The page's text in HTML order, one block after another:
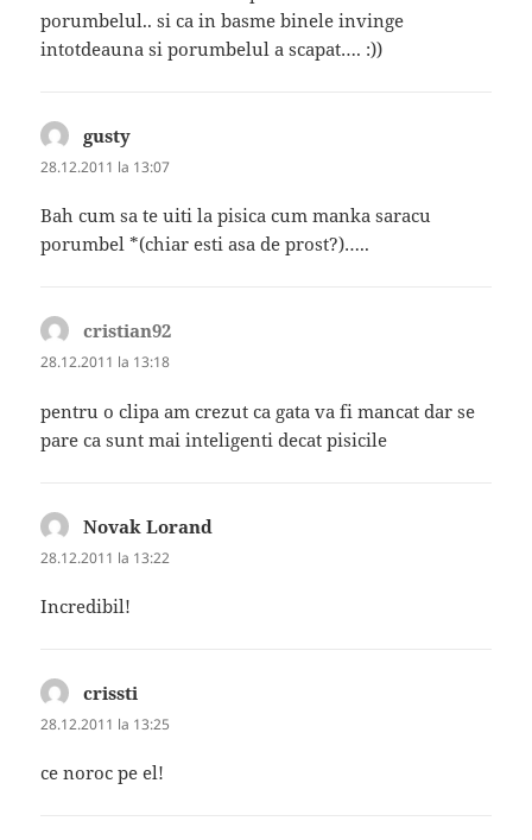
porumbelul.. si ca in basme binele invinge
intotdeauna si porumbelul a scapat…. :))
gusty
28.12.2011 la 13:07
Bah cum sa te uiti la pisica cum manka saracu
porumbel *(chiar esti asa de prost?)…..
cristian92
28.12.2011 la 13:18
pentru o clipa am crezut ca gata va fi mancat dar se
pare ca sunt mai inteligenti decat pisicile
Novak Lorand
28.12.2011 la 13:22
Incredibil!
crissti
28.12.2011 la 13:25
ce noroc pe el!